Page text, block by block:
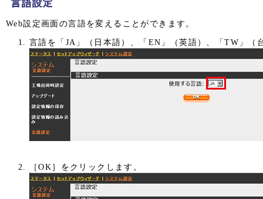
Web設定画面の言語を変えることができます。
言語を「JA」（日本語）、「EN」（英語）、「TW」（
［OK］をクリックします。